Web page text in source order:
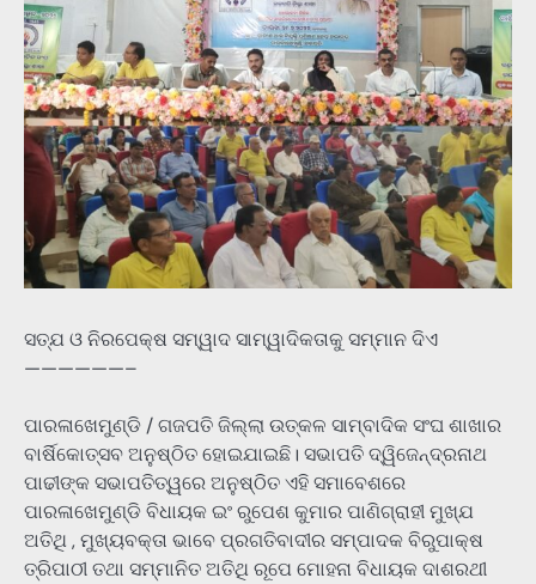
ସତ୍ଯ ଓ ନିରପେକ୍ଷ ସମ୍ୱାଦ ସାମ୍ୱାଦିକତାକୁ ସମ୍ମାନ ଦିଏ
——————–
ପାରଳାଖେମୁଣ୍ଡି / ଗଜପତି ଜିଲ୍ଲା ଉତ୍କଳ ସାମ୍ବାଦିକ ସଂଘ ଶାଖାର
ବାର୍ଷିକୋତ୍ସବ ଅନୁଷ୍ଠିତ ହୋଇଯାଇଛି। ସଭାପତି ଦ୍ୱିଜେନ୍ଦ୍ରନାଥ
ପାଢୀଙ୍କ ସଭାପତିତ୍ୱରେ ଅନୁଷ୍ଠିତ ଏହି ସମାବେଶରେ
ପାରଳାଖେମୁଣ୍ଡି ବିଧାୟକ ଇଂ ରୁପେଶ କୁମାର ପାଣିଗ୍ରାହୀ ମୁଖ୍ଯ
ଅତିଥି , ମୁଖ୍ୟବକ୍ତା ଭାବେ ପ୍ରଗତିବାଦୀର ସମ୍ପାଦକ ବିରୁପାକ୍ଷ
ତ୍ରିପାଠୀ ତଥା ସମ୍ମାନିତ ଅତିଥି ରୂପେ ମୋହନା ବିଧାୟକ ଦାଶରଥୀ